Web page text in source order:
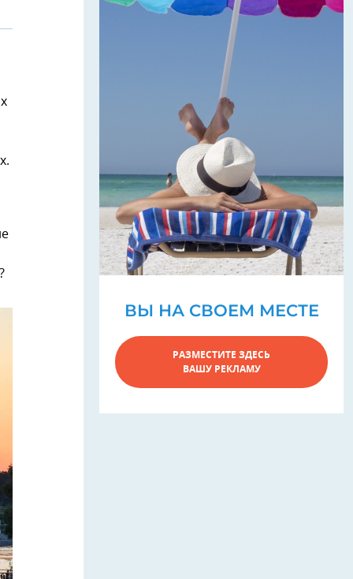
ВЫ НА СВОЕМ МЕСТЕ
РАЗМЕСТИТЕ ЗДЕСЬ
ВАШУ РЕКЛАМУ